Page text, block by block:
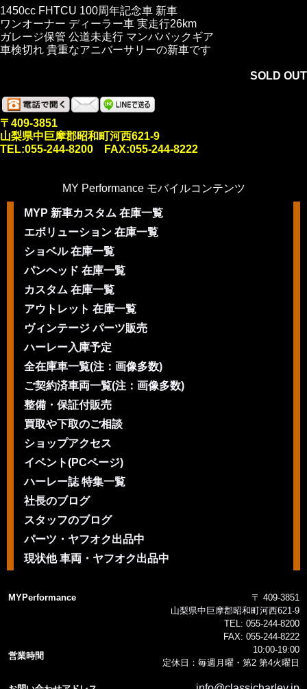
1450cc FHTCU 100周年記念車 新車
ワンオーナー ディーラー車 実走行26km
ガレージ保管 公道未走行 マンババックギア
車検切れ 貴重なアニバーサリーの新車です
SOLD OUT
〒409-3851
山梨県中巨摩郡昭和町河西621-9
TEL:055-244-8200 FAX:055-244-8222
MY Performance モバイルコンテンツ
MYP 新車カスタム 在庫一覧
エボリューション 在庫一覧
ショベル 在庫一覧
パンヘッド 在庫一覧
カスタム 在庫一覧
アウトレット 在庫一覧
ヴィンテージ パーツ販売
ハーレー入庫予定
全在庫車一覧(注：画像多数)
ご契約済車両一覧(注：画像多数)
整備・保証付販売
買取や下取のご相談
ショップアクセス
イベント(PCページ)
ハーレー誌 特集一覧
社長のブログ
スタッフのブログ
パーツ・ヤフオク出品中
現状他 車両・ヤフオク出品中
MYPerformance
〒 409-3851
山梨県中巨摩郡昭和町河西621-9
TEL: 055-244-8200
FAX: 055-244-8222
営業時間
10:00-19:00
定休日：毎週月曜・第2 第4火曜日